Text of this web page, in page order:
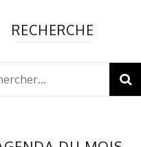
RECHERCHE
: